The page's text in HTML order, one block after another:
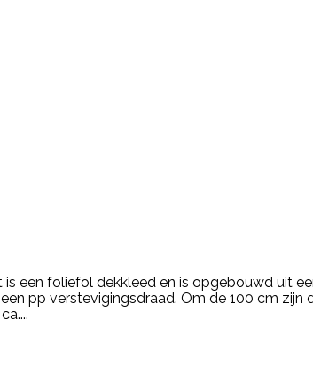
een foliefol dekkleed en is opgebouwd uit
pp verstevigingsdraad. Om de 100 cm zijn